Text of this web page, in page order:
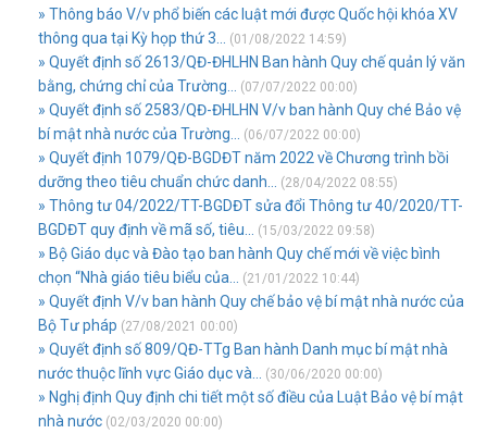
» Thông báo V/v phổ biến các luật mới được Quốc hội khóa XV
thông qua tại Kỳ họp thứ 3...
(01/08/2022 14:59)
» Quyết định số 2613/QĐ-ĐHLHN Ban hành Quy chế quản lý văn
bằng, chứng chỉ của Trường...
(07/07/2022 00:00)
» Quyết định số 2583/QĐ-ĐHLHN V/v ban hành Quy ché Bảo vệ
bí mật nhà nước của Trường...
(06/07/2022 00:00)
» Quyết định 1079/QĐ-BGDĐT năm 2022 về Chương trình bồi
dưỡng theo tiêu chuẩn chức danh...
(28/04/2022 08:55)
» Thông tư 04/2022/TT-BGDĐT sửa đổi Thông tư 40/2020/TT-
BGDĐT quy định về mã số, tiêu...
(15/03/2022 09:58)
» Bộ Giáo dục và Đào tạo ban hành Quy chế mới về việc bình
chọn “Nhà giáo tiêu biểu của...
(21/01/2022 10:44)
» Quyết định V/v ban hành Quy chế bảo vệ bí mật nhà nước của
Bộ Tư pháp (27/08/2021 00:00)
» Quyết định số 809/QĐ-TTg Ban hành Danh mục bí mật nhà
nước thuộc lĩnh vực Giáo dục và...
(30/06/2020 00:00)
» Nghị định Quy định chi tiết một số điều của Luật Bảo vệ bí mật
nhà nước (02/03/2020 00:00)